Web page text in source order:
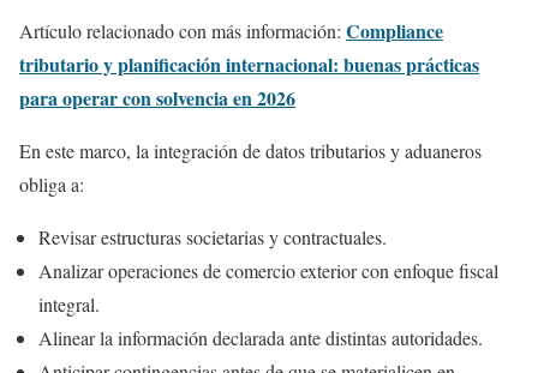
Artículo relacionado con más información: Compliance
tributario y planificación internacional: buenas prácticas
para operar con solvencia en 2026
En este marco, la integración de datos tributarios y aduaneros
obliga a:
Revisar estructuras societarias y contractuales.
Analizar operaciones de comercio exterior con enfoque fiscal
integral.
Alinear la información declarada ante distintas autoridades.